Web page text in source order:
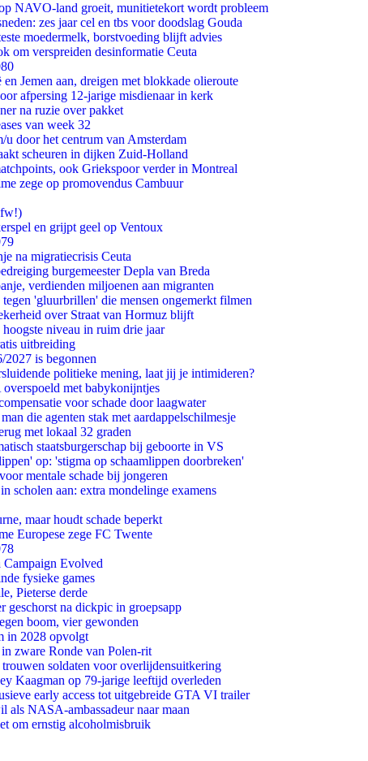
NAVO-land groeit, munitietekort wordt probleem
zes jaar cel en tbs voor doodslag Gouda
moedermelk, borstvoeding blijft advies
om verspreiden desinformatie Ceuta
Jemen aan, dreigen met blokkade olieroute
afpersing 12-jarige misdienaar in kerk
na ruzie over pakket
van week 32
u door het centrum van Amsterdam
scheuren in dijken Zuid-Holland
ook Griekspoor verder in Montreal
zege op promovendus Cambuur
en grijpt geel op Ventoux
na migratiecrisis Ceuta
burgemeester Depla van Breda
verdienden miljoenen aan migranten
'gluurbrillen' die mensen ongemerkt filmen
over Straat van Hormuz blijft
niveau in ruim drie jaar
uitbreiding
is begonnen
politieke mening, laat jij je intimideren?
met babykonijntjes
voor schade door laagwater
die agenten stak met aardappelschilmesje
met lokaal 32 graden
staatsburgerschap bij geboorte in VS
op: 'stigma op schaamlippen doorbreken'
mentale schade bij jongeren
scholen aan: extra mondelinge examens
maar houdt schade beperkt
Europese zege FC Twente
Evolved
fysieke games
Pieterse derde
geschorst na dickpic in groepsapp
boom, vier gewonden
in 2028 opvolgt
zware Ronde van Polen-rit
soldaten voor overlijdensuitkering
Kaagman op 79-jarige leeftijd overleden
early access tot uitgebreide GTA VI trailer
als NASA-ambassadeur naar maan
om ernstig alcoholmisbruik